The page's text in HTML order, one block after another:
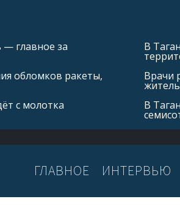
— главное за
обломков ракеты,
с молотка
В
Врачи
В
ГЛАВНОЕ ИНТЕРВЬЮ